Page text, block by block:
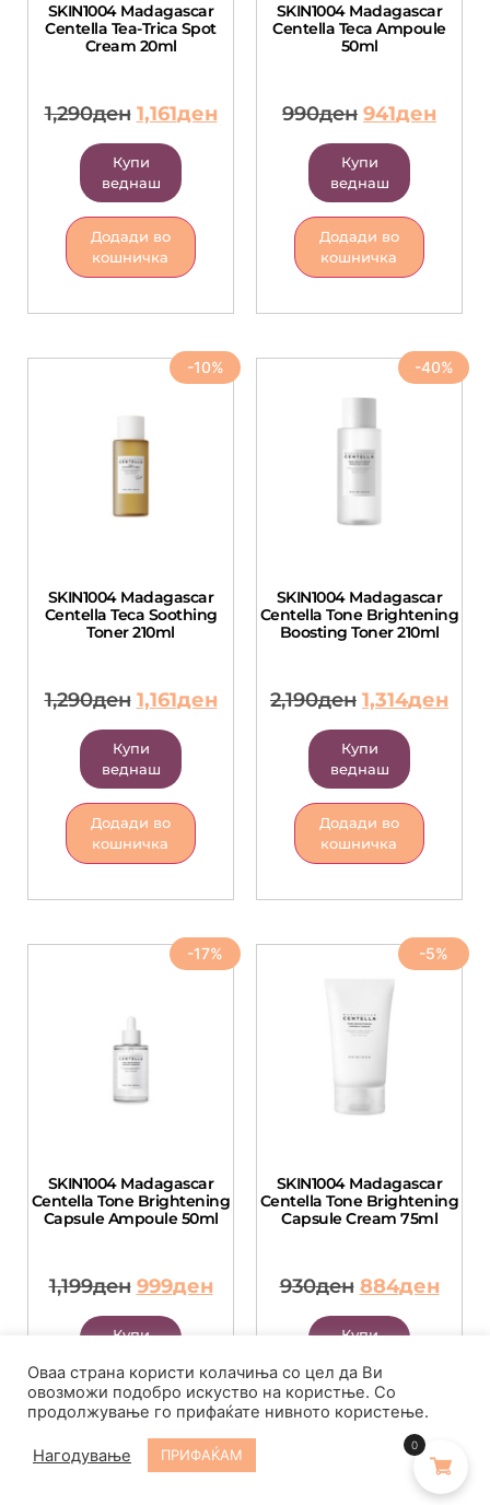
SKIN1004 Madagascar
Centella Tea-Trica Spot
Cream 20ml
1,290ден 1,161ден
Купи
веднаш
Додади во
кошничка
SKIN1004 Madagascar
Centella Teca Ampoule
50ml
990ден 941ден
Купи
веднаш
Додади во
кошничка
-10%
SKIN1004 Madagascar
Centella Teca Soothing
Toner 210ml
1,290ден 1,161ден
Купи
веднаш
Додади во
кошничка
-40%
SKIN1004 Madagascar
Centella Tone Brightening
Boosting Toner 210ml
2,190ден 1,314ден
Купи
веднаш
Додади во
кошничка
-17%
SKIN1004 Madagascar
Centella Tone Brightening
Capsule Ampoule 50ml
1,199ден 999ден
Купи
Додади во
-5%
SKIN1004 Madagascar
Centella Tone Brightening
Capsule Cream 75ml
930ден 884ден
Купи
Додади во
Оваа страна користи колачиња со цел да Ви
овозможи подобро искуство на користње. Со
продолжување го прифаќате нивното користење.
Нагодување ПРИФАЌАМ
0